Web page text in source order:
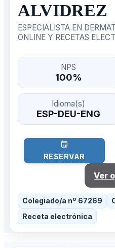
ALVIDREZ
ESPECIALISTA EN
ONLINE Y RECETAS
NPS
100%
Idioma(s)
ESP-DEU-ENG
RESERVAR
Ver
Colegiado/a nº 67269
Receta electrónica